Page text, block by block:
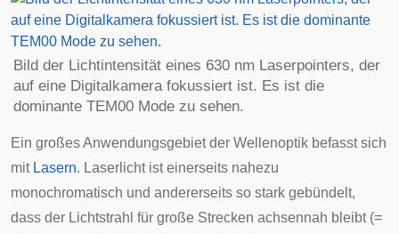
Bild der Lichtintensität eines 630 nm Laserpointers, der
auf eine Digitalkamera fokussiert ist. Es ist die
dominante TEM00 Mode zu sehen.
Ein großes Anwendungsgebiet der Wellenoptik befasst sich
mit Lasern. Laserlicht ist einerseits nahezu
monochromatisch und andererseits so stark gebündelt,
dass der Lichtstrahl für große Strecken achsennah bleibt (=